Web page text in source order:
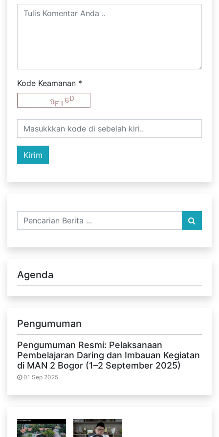
Kode Keamanan *
Agenda
Pengumuman
Pengumuman Resmi: Pelaksanaan
Pembelajaran Daring dan Imbauan Kegiatan
di MAN 2 Bogor (1–2 September 2025)
01 Sep 2025